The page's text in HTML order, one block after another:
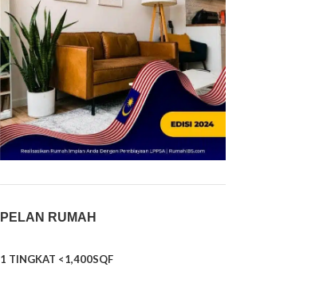
PELAN RUMAH
1 TINGKAT <1,400SQF